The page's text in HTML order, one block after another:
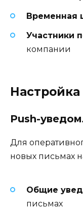
Временная
Участники
компании
Push-
Для
новых письмах
Общие
письмах